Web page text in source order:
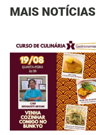
MAIS NOTÍCIAS